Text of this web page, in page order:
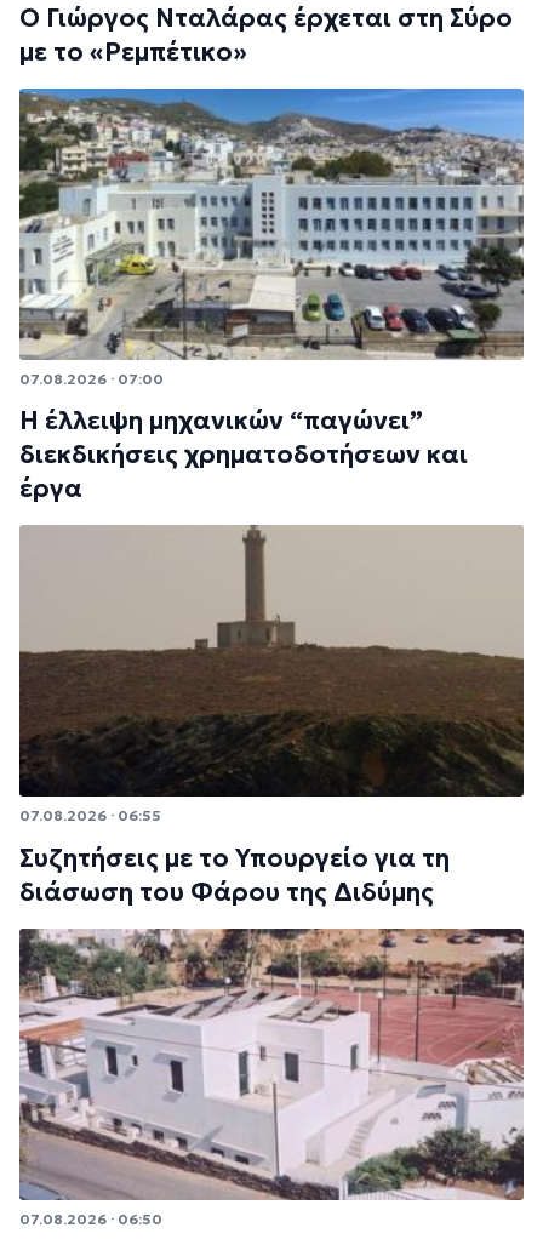
Ο Γιώργος Νταλάρας έρχεται στη Σύρο
με το «Ρεμπέτικο»
07.08.2026 · 07:00
Η έλλειψη μηχανικών “παγώνει”
διεκδικήσεις χρηματοδοτήσεων και
έργα
07.08.2026 · 06:55
Συζητήσεις με το Υπουργείο για τη
διάσωση του Φάρου της Διδύμης
07.08.2026 · 06:50